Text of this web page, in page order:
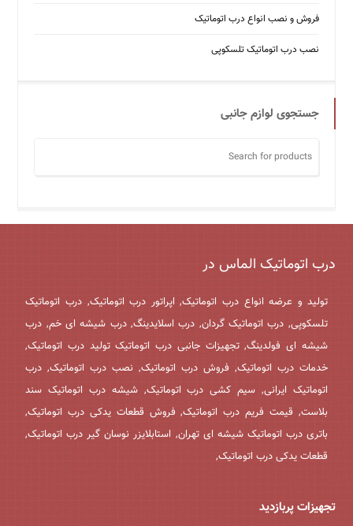
فروش و نصب انواع درب اتوماتیک
نصب درب اتوماتیک تلسکوپی
جستجوی لوازم جانبی
درب اتوماتیک الماس در
تولید و عرضه انواع درب اتوماتیک, اپراتور درب اتوماتیک, درب اتوماتیک
تلسکوپی, درب اتوماتیک گردان, درب اسلایدینگ, درب شیشه ای خم, درب
شیشه ای فولدینگ, تجهیزات جانبی درب اتوماتیک تولید درب اتوماتیک,
خدمات درب اتوماتیک, فروش درب اتوماتیک, نصب درب اتوماتیک, درب
اتوماتیک ایرانی, سیم کشی درب اتوماتیک, شیشه درب اتوماتیک سند
بلاست, قیمت فریم درب اتوماتیک, فروش قطعات یدکی درب اتوماتیک,
باتری درب اتوماتیک شیشه ای تهران, استابلایزر نوسان گیر درب اتوماتیک,
قطعات یدکی درب اتوماتیک,
تجهیزات پربازدید